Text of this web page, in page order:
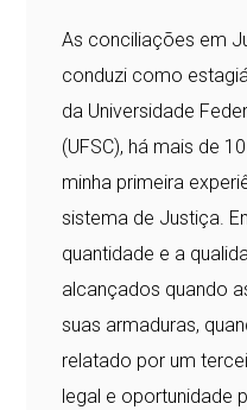
As conciliações em
conduzi como
da Universidade
(UFSC), há mais de
minha primeira
sistema de Justiça.
quantidade e a
alcançados quando
suas armaduras,
relatado por um
legal e oportunidade